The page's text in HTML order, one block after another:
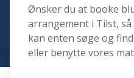
Ønsker du at booke
arrangement i Tilst,
kan enten søge og
eller benytte vores